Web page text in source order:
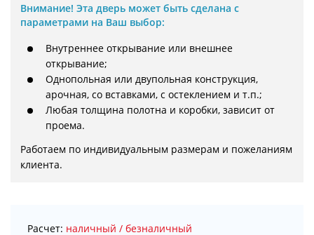
Внимание! Эта дверь может быть сделана с
параметрами на Ваш выбор:
Внутреннее открывание или внешнее
открывание;
Однопольная или двупольная конструкция,
арочная, со вставками, с остеклением и т.п.;
Любая толщина полотна и коробки, зависит от
проема.
Работаем по индивидуальным размерам и пожеланиям
клиента.
Расчет: наличный / безналичный